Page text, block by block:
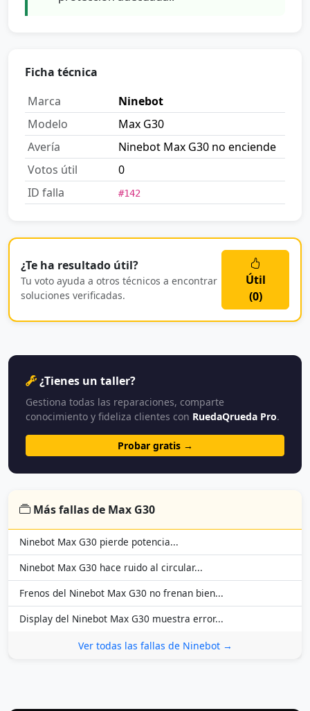
Ficha técnica
Marca
Ninebot
Modelo
Max G30
Avería
Ninebot Max G30 no enciende
Votos útil
0
ID falla
#142
¿Te ha resultado útil?
Tu voto ayuda a otros técnicos a encontrar
soluciones verificadas.
Útil
(0)
¿Tienes un taller?
Gestiona todas las reparaciones, comparte
conocimiento y fideliza clientes con RuedaQrueda Pro.
Probar gratis →
Más fallas de Max G30
Ninebot Max G30 pierde potencia...
Ninebot Max G30 hace ruido al circular...
Frenos del Ninebot Max G30 no frenan bien...
Display del Ninebot Max G30 muestra error...
Ver todas las fallas de Ninebot →